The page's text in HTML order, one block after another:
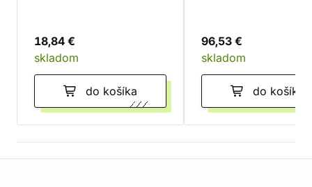
18,84 €
skladom
do košíka
96,53 €
skladom
do košíka